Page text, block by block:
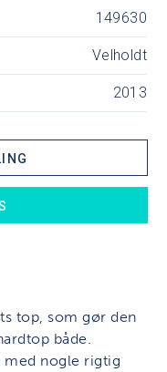
149630
Velholdt
2013
top, som gør den
både.
nogle rigtig